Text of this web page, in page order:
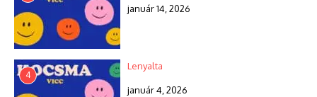
január 14, 2026
4
Lenyalta
január 4, 2026